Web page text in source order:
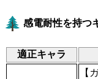
感電耐性を持つ
適正キャラ
【